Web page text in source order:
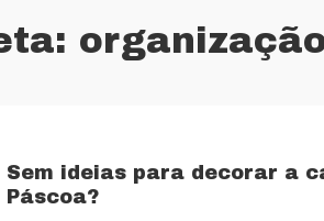
Sem ideias para decorar a
Páscoa?